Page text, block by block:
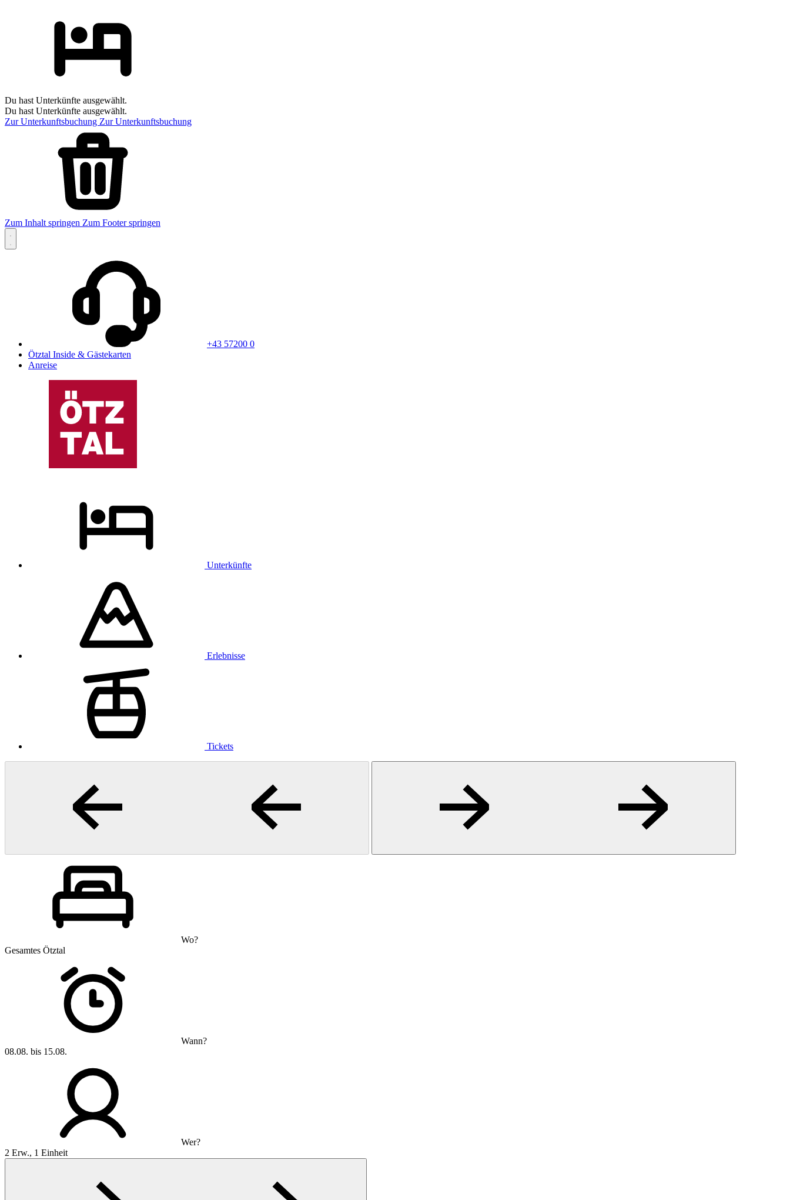
Du hast Unterkünfte ausgewählt.
Du hast Unterkünfte ausgewählt.
Zur Unterkunftsbuchung Zur Unterkunftsbuchung
Zum Inhalt springen Zum Footer springen
+43 57200 0
Ötztal Inside & Gästekarten
Anreise
Unterkünfte
Erlebnisse
Tickets
Wo?
Gesamtes Ötztal
Wann?
08.08. bis 15.08.
Wer?
2 Erw., 1 Einheit